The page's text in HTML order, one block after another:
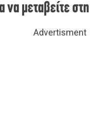
να μεταβείτε
Advertisment